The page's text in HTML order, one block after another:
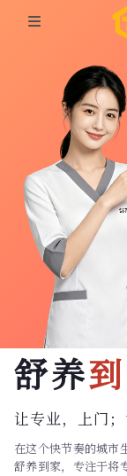
同城按摩
上门按摩
养生按摩
技师入驻
商家入驻
代理入驻
预约技师
登录
舒养
让专业，上门；
在这个快节奏的城市
舒养到家，专注于将